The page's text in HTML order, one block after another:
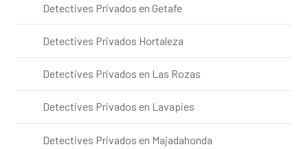
Detectives Privados en Getafe
Detectives Privados Hortaleza
Detectives Privados en Las Rozas
Detectives Privados en Lavapies
Detectives Privados en Majadahonda